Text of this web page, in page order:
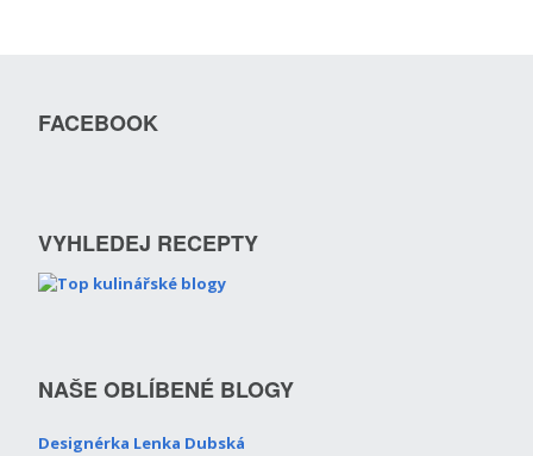
FACEBOOK
VYHLEDEJ RECEPTY
NAŠE OBLÍBENÉ BLOGY
Designérka Lenka Dubská